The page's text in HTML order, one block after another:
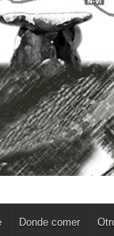
Donde comer